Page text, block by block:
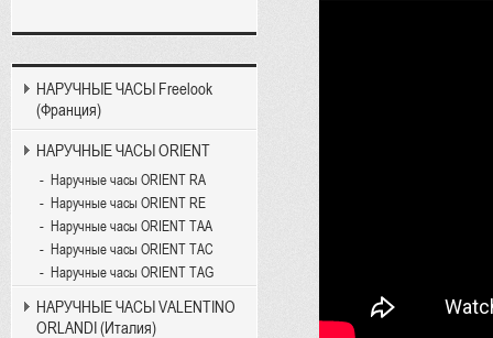
НАРУЧНЫЕ ЧАСЫ Freelook
(Франция)
НАРУЧНЫЕ ЧАСЫ ORIENT
Наручные часы ORIENT RA
Наручные часы ORIENT RE
Наручные часы ORIENT TAA
Наручные часы ORIENT TAC
Наручные часы ORIENT TAG
НАРУЧНЫЕ ЧАСЫ VALENTINO
ORLANDI (Италия)